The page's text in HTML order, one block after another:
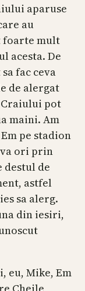
aparuse
au
foarte mult
acesta. De
fac ceva
de alergat
pot
maini. Am
pe stadion
ori prin
destul de
astfel
sa alerg.
din iesiri,
eu, Mike, Em